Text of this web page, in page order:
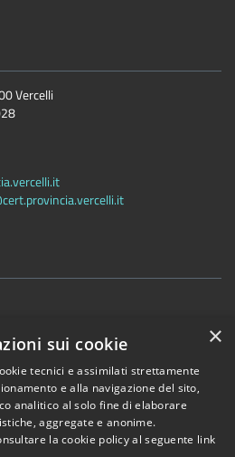
Vercelli
Cookie
Mappa del sito
e meccanismo di feedback
Link Utili
di Vercelli • Powered byMunicipium•
×
sui cookie
tecnici e assimilati strettamente
e alla navigazione del sito,
analitico al solo fine di elaborare
aggregate e anonime.
la cookie policy al seguente link